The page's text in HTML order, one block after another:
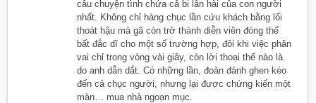
câu chuyện tình chứa cả bi lẫn hài của con người
nhất. Không chỉ hàng chục lần cứu khách bằng lối
thoát hậu mà gã còn trở thành diễn viên đóng thế
bất đắc dĩ cho một số trường hợp, đôi khi việc phân
vai chỉ trong vòng vài giây, còn lời thoại thế nào là
do anh dẫn dắt. Có những lần, đoàn đánh ghen kéo
đến cả chục người, nhưng lại được chứng kiến một
màn… mua nhà ngoạn mục.